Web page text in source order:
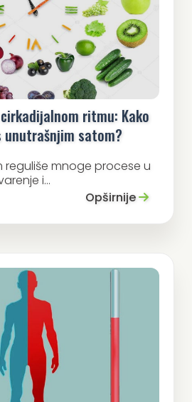
ritmu: Kako
satom?
reguliše mnoge procese u
i...
Opširnije